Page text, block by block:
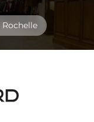
Rochelle